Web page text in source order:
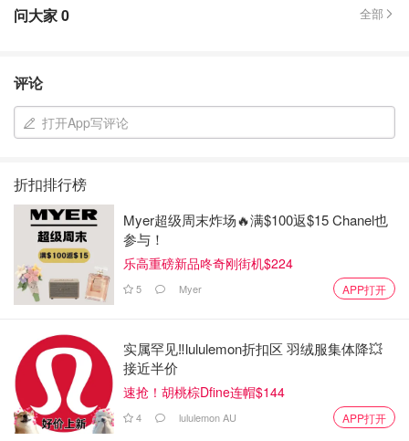
问大家0 全部
评论
打开App写评论
折扣排行榜
Myer超级周末炸场🔥满$100返$15 Chanel也
参与！
乐高重磅新品咚奇刚街机$224
5 Myer APP打开
实属罕见‼️lululemon折扣区 羽绒服集体降💥
接近半价
速抢！胡桃棕Dfine连帽$144
4 lululemon AU APP打开